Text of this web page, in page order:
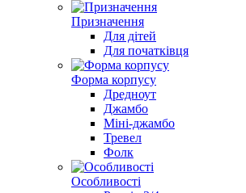
Призначення
Для дітей
Для початківця
Форма корпусу
Дредноут
Джамбо
Міні-джамбо
Тревел
Фолк
Особливості